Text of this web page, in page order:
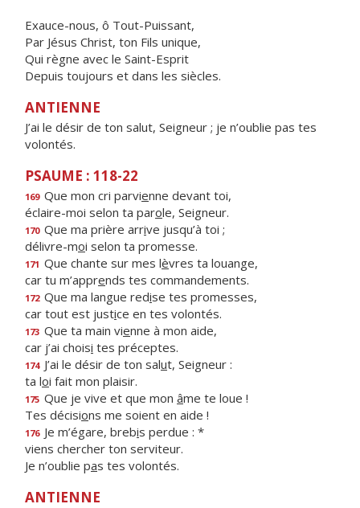
Exauce-nous, ô Tout-Puissant,
Par Jésus Christ, ton Fils unique,
Qui règne avec le Saint-Esprit
Depuis toujours et dans les siècles.
ANTIENNE
J’ai le désir de ton salut, Seigneur ; je n’oublie pas tes
volontés.
PSAUME : 118-22
169 Que mon cri parvienne devant toi,
éclaire-moi selon ta parole, Seigneur.
170 Que ma prière arrive jusqu’à toi ;
délivre-moi selon ta promesse.
171 Que chante sur mes lèvres ta louange,
car tu m’apprends tes commandements.
172 Que ma langue redise tes promesses,
car tout est justice en tes volontés.
173 Que ta main vienne à mon aide,
car j’ai choisi tes préceptes.
174 J’ai le désir de ton salut, Seigneur :
ta loi fait mon plaisir.
175 Que je vive et que mon âme te loue !
Tes décisions me soient en aide !
176 Je m’égare, brebis perdue : *
viens chercher ton serviteur.
Je n’oublie pas tes volontés.
ANTIENNE